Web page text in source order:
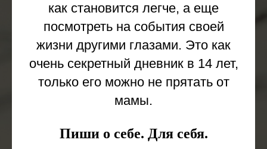
как становится легче, а еще
посмотреть на события своей
жизни другими глазами. Это как
очень секретный дневник в 14 лет,
только его можно не прятать от
мамы.
Пиши о себе. Для себя.